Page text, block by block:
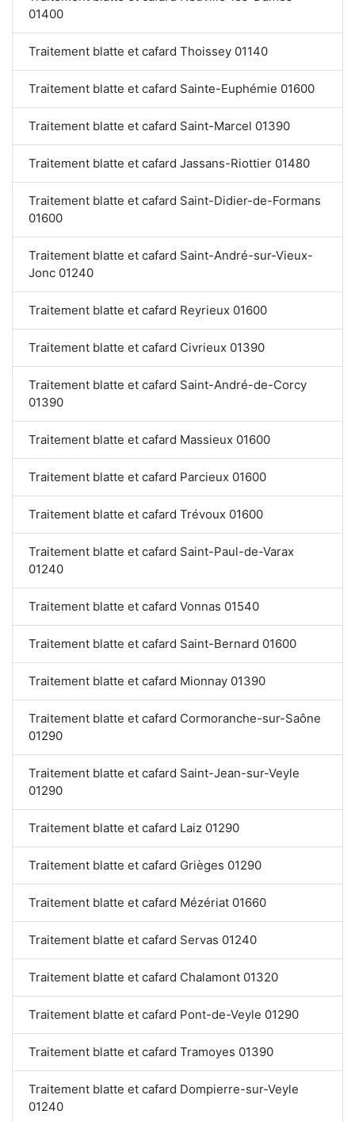
01400
Traitement blatte et cafard Thoissey 01140
Traitement blatte et cafard Sainte-Euphémie 01600
Traitement blatte et cafard Saint-Marcel 01390
Traitement blatte et cafard Jassans-Riottier 01480
Traitement blatte et cafard Saint-Didier-de-Formans
01600
Traitement blatte et cafard Saint-André-sur-Vieux-
Jonc 01240
Traitement blatte et cafard Reyrieux 01600
Traitement blatte et cafard Civrieux 01390
Traitement blatte et cafard Saint-André-de-Corcy
01390
Traitement blatte et cafard Massieux 01600
Traitement blatte et cafard Parcieux 01600
Traitement blatte et cafard Trévoux 01600
Traitement blatte et cafard Saint-Paul-de-Varax
01240
Traitement blatte et cafard Vonnas 01540
Traitement blatte et cafard Saint-Bernard 01600
Traitement blatte et cafard Mionnay 01390
Traitement blatte et cafard Cormoranche-sur-Saône
01290
Traitement blatte et cafard Saint-Jean-sur-Veyle
01290
Traitement blatte et cafard Laiz 01290
Traitement blatte et cafard Grièges 01290
Traitement blatte et cafard Mézériat 01660
Traitement blatte et cafard Servas 01240
Traitement blatte et cafard Chalamont 01320
Traitement blatte et cafard Pont-de-Veyle 01290
Traitement blatte et cafard Tramoyes 01390
Traitement blatte et cafard Dompierre-sur-Veyle
01240